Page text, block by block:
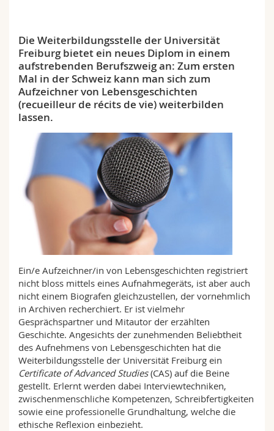
Interfakultär
Doktorierende
Vorlesungsverzeichnis
MyUnifr
Die Weiterbildungsstelle der Universität
Freiburg bietet ein neues Diplom in einem
aufstrebenden Berufszweig an: Zum ersten
Mal in der Schweiz kann man sich zum
Aufzeichner von Lebensgeschichten
(recueilleur de récits de vie) weiterbilden
lassen.
Ein/e Aufzeichner/in von Lebensgeschichten registriert
nicht bloss mittels eines Aufnahmegeräts, ist aber auch
nicht einem Biografen gleichzustellen, der vornehmlich
in Archiven recherchiert. Er ist vielmehr
Gesprächspartner und Mitautor der erzählten
Geschichte. Angesichts der zunehmenden Beliebtheit
des Aufnehmens von Lebensgeschichten hat die
Weiterbildungsstelle der Universität Freiburg ein
Certificate of Advanced Studies(CAS) auf die Beine
gestellt. Erlernt werden dabei Interviewtechniken,
zwischenmenschliche Kompetenzen, Schreibfertigkeiten
sowie eine professionelle Grundhaltung, welche die
ethische Reflexion einbezieht.